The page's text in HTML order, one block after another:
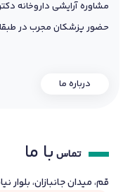
مشاوره آرایشی داروخانه
حضور پزشکان مجرب در
درباره ما
تماس با ما
قم، میدان جانبازان، بلوار